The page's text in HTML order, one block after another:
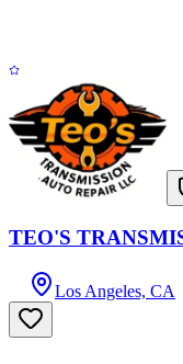
TEO'S
Los Angeles, CA